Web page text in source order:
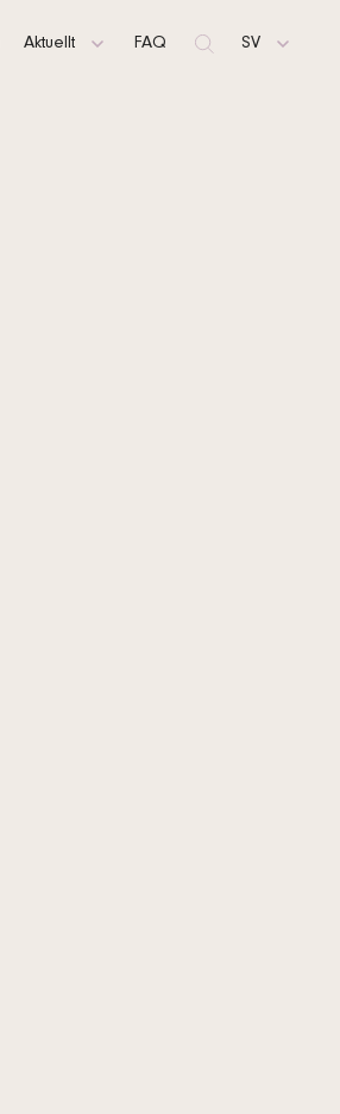
Aktuellt FAQ Sök SV